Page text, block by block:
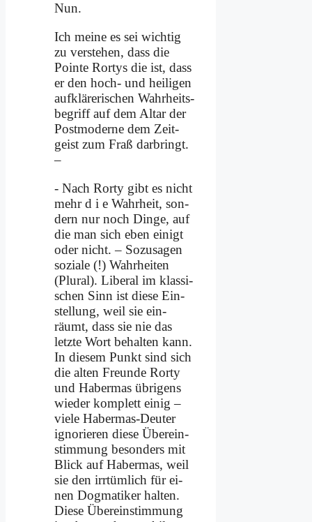
Nun.
Ich mei­ne es sei wich­tig
zu ver­ste­hen, dass die
Poin­te Ror­tys die ist, dass
er den hoch- und hei­li­gen
auf­klä­re­ri­schen Wahr­heits­
be­griff auf dem Al­tar der
Post­mo­der­ne dem Zeit­
geist zum Fraß dar­bringt.
–
- Nach Ror­ty gibt es nicht
mehr d i e Wahr­heit, son­
dern nur noch Din­ge, auf
die man sich eben ei­nigt
oder nicht. – So­zu­sa­gen
so­zia­le (!) Wahr­hei­ten
(Plu­ral). Li­be­ral im klas­si­
schen Sinn ist die­se Ein­
stel­lung, weil sie ein­
räumt, dass sie nie das
letz­te Wort be­hal­ten kann.
In die­sem Punkt sind sich
die al­ten Freun­de Ror­ty
und Ha­ber­mas üb­ri­gens
wie­der kom­plett ei­nig –
vie­le Ha­ber­mas-Deu­ter
igno­rie­ren die­se Über­ein­
stim­mung be­son­ders mit
Blick auf Ha­ber­mas, weil
sie den irr­tüm­lich für ei­
nen Dog­ma­ti­ker hal­ten.
Die­se Über­ein­stim­mung